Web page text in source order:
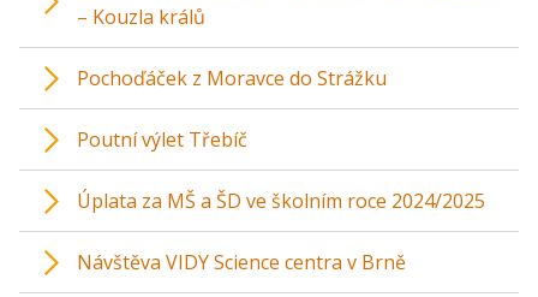
– Kouzla králů
Pochoďáček z Moravce do Strážku
Poutní výlet Třebíč
Úplata za MŠ a ŠD ve školním roce 2024/2025
Návštěva VIDY Science centra v Brně